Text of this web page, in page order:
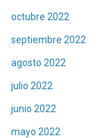
octubre 2022
septiembre 2022
agosto 2022
julio 2022
junio 2022
mayo 2022